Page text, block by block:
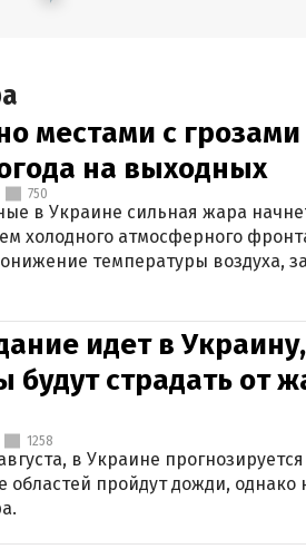
местами с
на выходных
750
в Украине сильная жара
холодного атмосферного
температуры воздуха,
идет в
будут страдать от
1258
в Украине
областей пройдут дожди, однако